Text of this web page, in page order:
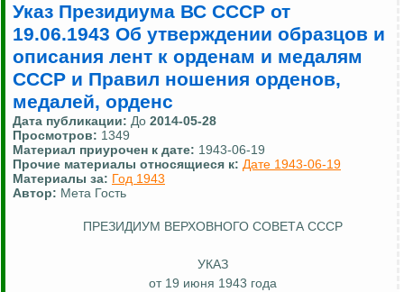
Указ Президиума ВС СССР от
19.06.1943 Об утверждении образцов и
описания лент к орденам и медалям
СССР и Правил ношения орденов,
медалей, орденс
Дата публикации: До 2014-05-28
Просмотров: 1349
Материал приурочен к дате: 1943-06-19
Прочие материалы относящиеся к: Дате 1943-06-19
Материалы за: Год 1943
Автор: Мета Гость
ПРЕЗИДИУМ ВЕРХОВНОГО СОВЕТА СССР
УКАЗ
от 19 июня 1943 года